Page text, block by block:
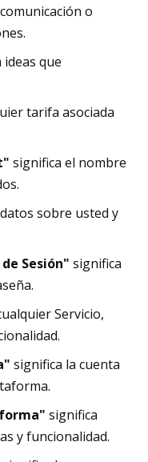
o
que
tarifa asociada
significa el nombre
sobre usted y
Sesión" significa
Servicio,
significa la cuenta
significa
y funcionalidad.